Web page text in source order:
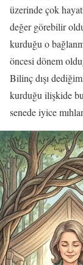
üzerinde çok
değer görebilir
kurduğu o
öncesi dönem
Bilinç dışı
kurduğu ilişkide
senede iyice